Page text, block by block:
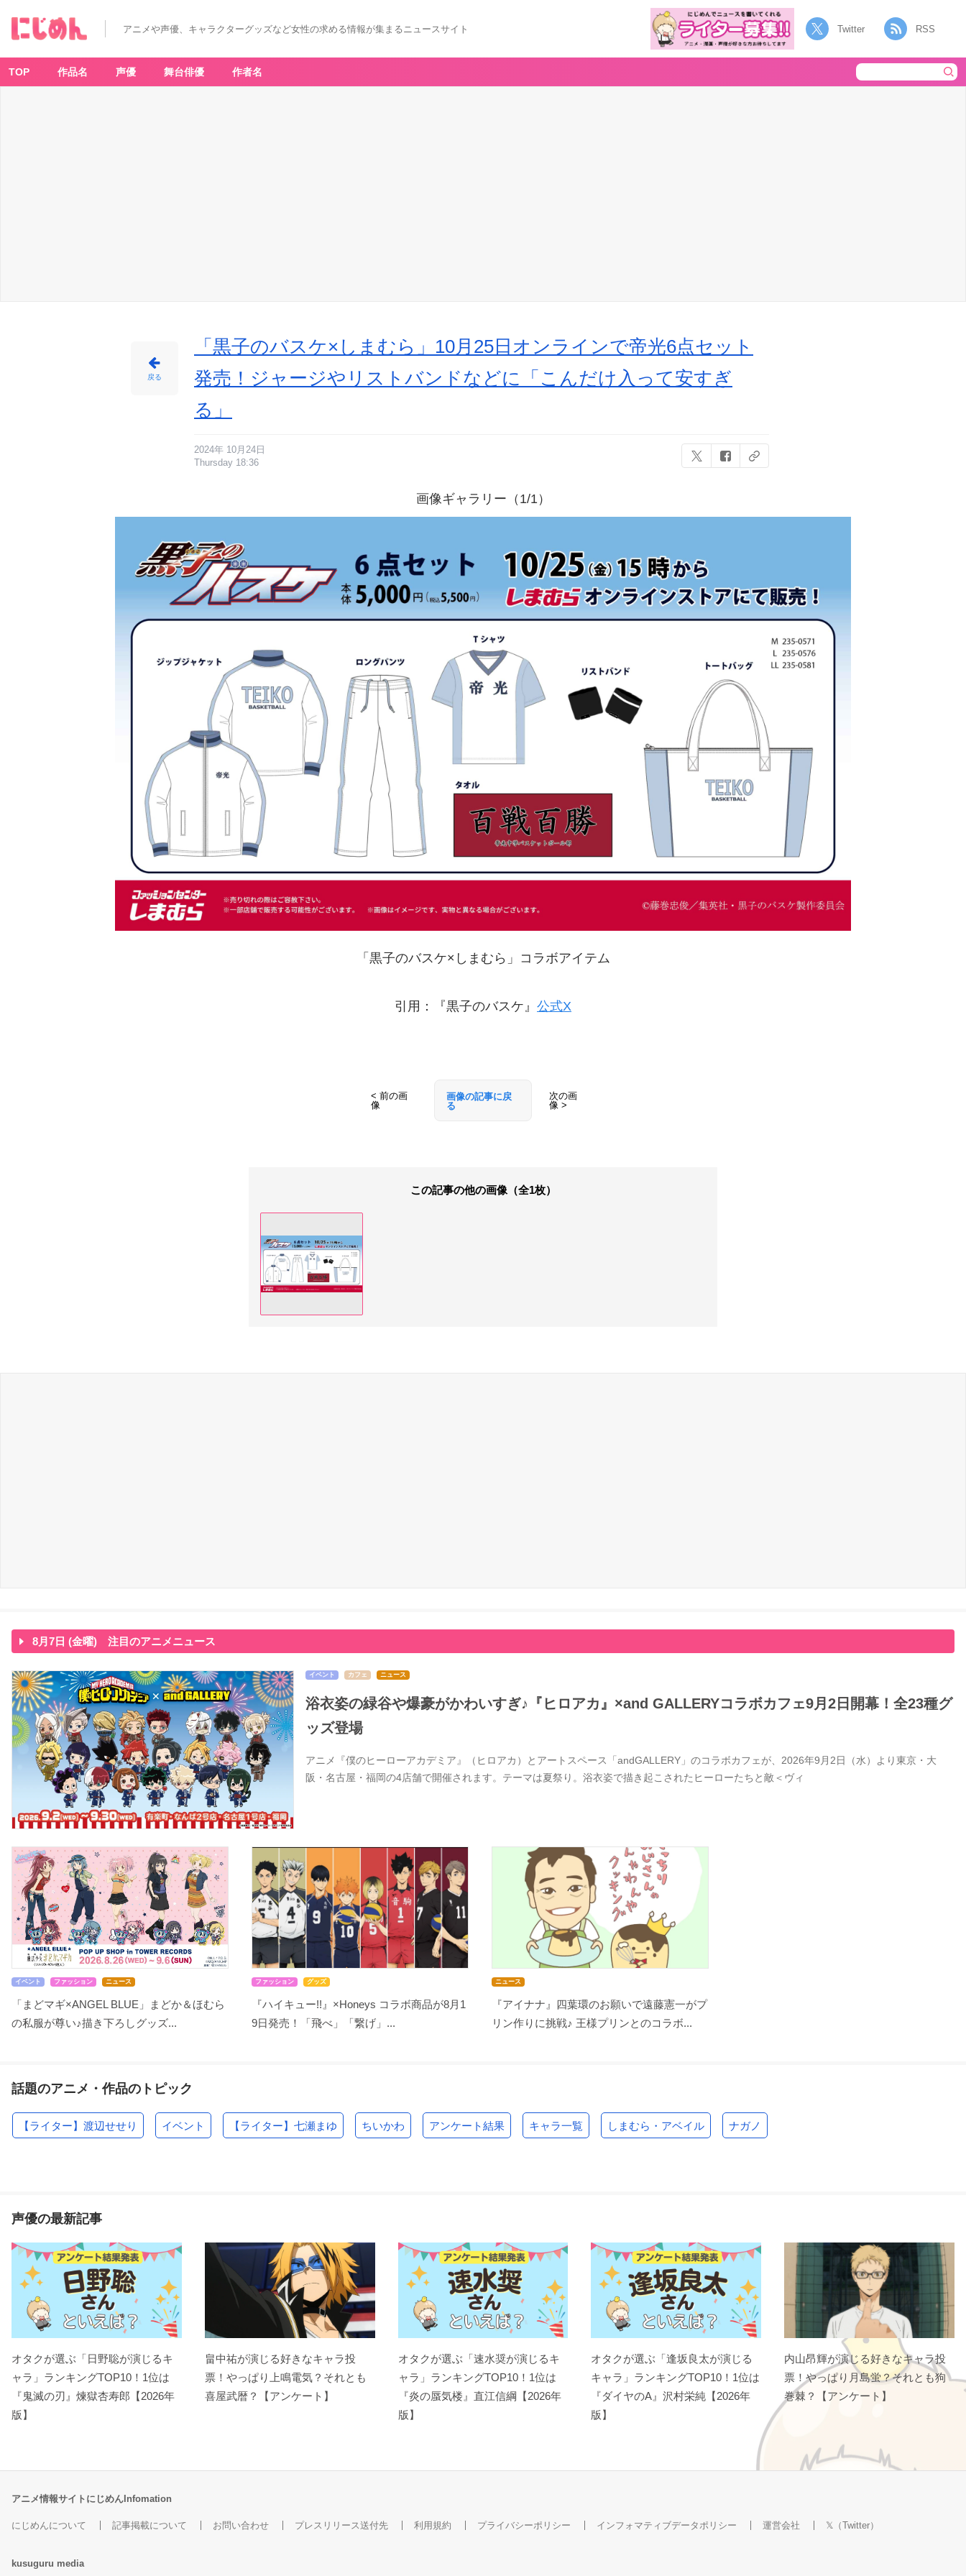
×
ま
む
ら」
アニメや声優、キャラクターグッズなど女性の求める情報が集まるニュースサイト Twitter RSS
TOP 作品名 声優 舞台俳優 作者名
戻る
「黒子のバスケ×しまむら」10月25日オンラインで帝光6点セット
発売！ジャージやリストバンドなどに「こんだけ入って安すぎ
る」
2024年 10月24日
Thursday 18:36
画像ギャラリー（1/1）
「黒子のバスケ×しまむら」コラボアイテム
引用：『黒子のバスケ』 公式X
< 前の画
像
画像の記事に戻
る
次の画
像 >
この記事の他の画像（全1枚）
8月7日 (金曜) 注目のアニメニュース
イベント カフェ ニュース
浴衣姿の緑谷や爆豪がかわいすぎ♪『ヒロアカ』×and GALLERYコラボカフェ9月2日開幕！全23種グ
ッズ登場
アニメ『僕のヒーローアカデミア』（ヒロアカ）とアートスペース「andGALLERY」のコラボカフェが、2026年9月2日（水）より東京・大
阪・名古屋・福岡の4店舗で開催されます。テーマは夏祭り。浴衣姿で描き起こされたヒーローたちと敵＜ヴィ
イベント ファッション ニュース
「まどマギ×ANGEL BLUE」まどか＆ほむら
の私服が尊い♪描き下ろしグッズ...
ファッション グッズ
『ハイキュー!!』×Honeys コラボ商品が8月1
9日発売！「飛べ」「繋げ」...
ニュース
『アイナナ』四葉環のお願いで遠藤憲一がプ
リン作りに挑戦♪ 王様プリンとのコラボ...
話題のアニメ・作品のトピック
【ライター】渡辺せせり イベント 【ライター】七瀬まゆ ちいかわ アンケート結果 キャラ一覧 しまむら・アベイル ナガノ
声優の最新記事
オタクが選ぶ「日野聡が演じるキ
ャラ」ランキングTOP10！1位は
『鬼滅の刃』煉󠄁獄杏寿郎【2026年
版】
畠中祐が演じる好きなキャラ投
票！やっぱり上鳴電気？それとも
喜屋武暦？【アンケート】
オタクが選ぶ「速水奨が演じるキ
ャラ」ランキングTOP10！1位は
『炎の蜃気楼』直江信綱【2026年
版】
オタクが選ぶ「逢坂良太が演じる
キャラ」ランキングTOP10！1位は
『ダイヤのA』沢村栄純【2026年
版】
内山昂輝が演じる好きなキャラ投
票！やっぱり月島蛍？それとも狗
巻棘？【アンケート】
アニメ情報サイトにじめんInfomation
にじめんについて 記事掲載について お問い合わせ プレスリリース送付先 利用規約 プライバシーポリシー インフォマティブデータポリシー 運営会社 𝕏（Twitter）
kusuguru media